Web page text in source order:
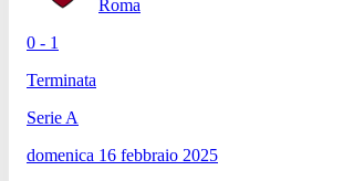
Roma
0 - 1
Terminata
Serie A
domenica 16 febbraio 2025